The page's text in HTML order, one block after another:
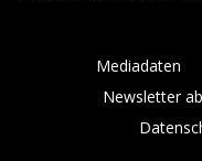
Mediadaten
Newsletter